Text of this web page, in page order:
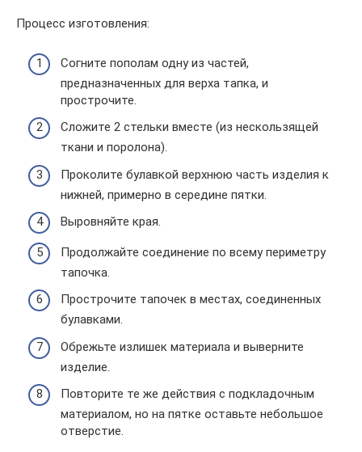
Процесс изготовления:
Согните пополам одну из частей,
предназначенных для верха тапка, и
прострочите.
Сложите 2 стельки вместе (из нескользящей
ткани и поролона).
Проколите булавкой верхнюю часть изделия к
нижней, примерно в середине пятки.
Выровняйте края.
Продолжайте соединение по всему периметру
тапочка.
Прострочите тапочек в местах, соединенных
булавками.
Обрежьте излишек материала и выверните
изделие.
Повторите те же действия с подкладочным
материалом, но на пятке оставьте небольшое
отверстие.